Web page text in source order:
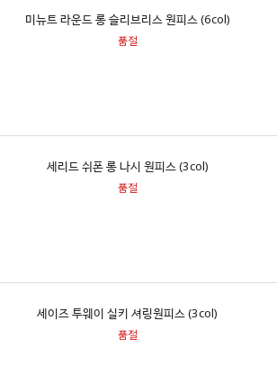
미뉴트 라운드 롱 슬리브리스 원피스 (6col)
품절
세리드 쉬폰 롱 나시 원피스 (3col)
품절
세이즈 투웨이 실키 셔링원피스 (3col)
품절